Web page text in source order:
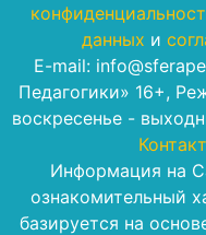
данных и
E-mail:
Педагогики» 16+,
воскресенье -
Информация на
ознакомительный
базируется на